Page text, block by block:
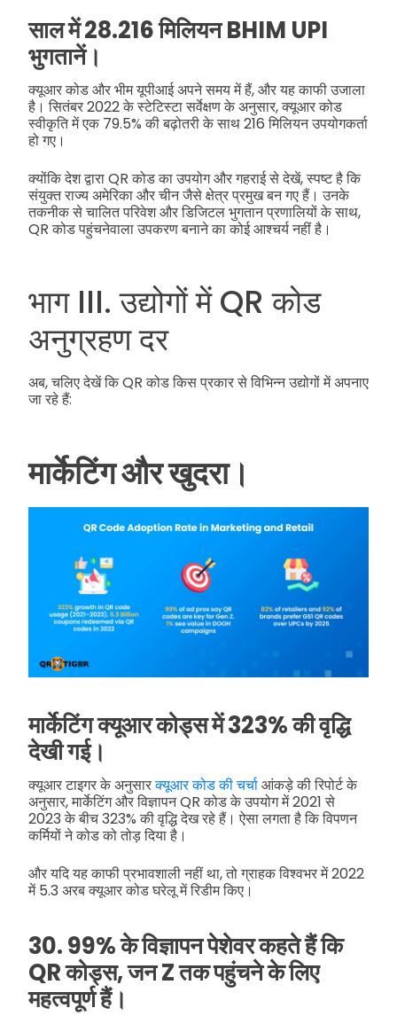
साल में 28.216 मिलियन BHIM UPI
भुगतानें।
क्यूआर कोड और भीम यूपीआई अपने समय में हैं, और यह काफी उजाला
है। सितंबर 2022 के स्टेटिस्टा सर्वेक्षण के अनुसार, क्यूआर कोड
स्वीकृति में एक 79.5% की बढ़ोतरी के साथ 216 मिलियन उपयोगकर्ता
हो गए।
क्योंकि देश द्वारा QR कोड का उपयोग और गहराई से देखें, स्पष्ट है कि
संयुक्त राज्य अमेरिका और चीन जैसे क्षेत्र प्रमुख बन गए हैं। उनके
तकनीक से चालित परिवेश और डिजिटल भुगतान प्रणालियों के साथ,
QR कोड पहुंचनेवाला उपकरण बनाने का कोई आश्चर्य नहीं है।
भाग III. उद्योगों में QR कोड
अनुग्रहण दर
अब, चलिए देखें कि QR कोड किस प्रकार से विभिन्न उद्योगों में अपनाए
जा रहे हैं:
मार्केटिंग और खुदरा।
मार्केटिंग क्यूआर कोड्स में 323% की वृद्धि
देखी गई।
क्यूआर टाइगर के अनुसारक्यूआर कोड की चर्चाआंकड़े की रिपोर्ट के
अनुसार, मार्केटिंग और विज्ञापन QR कोड के उपयोग में 2021 से
2023 के बीच 323% की वृद्धि देख रहे हैं। ऐसा लगता है कि विपणन
कर्मियों ने कोड को तोड़ दिया है।
और यदि यह काफी प्रभावशाली नहीं था, तो ग्राहक विश्वभर में 2022
में 5.3 अरब क्यूआर कोड घरेलू में रिडीम किए।
30. 99% के विज्ञापन पेशेवर कहते हैं कि
QR कोड्स, जन Z तक पहुंचने के लिए
महत्वपूर्ण हैं।